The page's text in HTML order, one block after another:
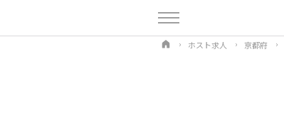
ホスト求人 京都府